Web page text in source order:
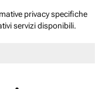
privacy specifiche
servizi disponibili.